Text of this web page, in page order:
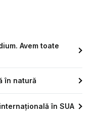
Avem toate
în natură
în SUA